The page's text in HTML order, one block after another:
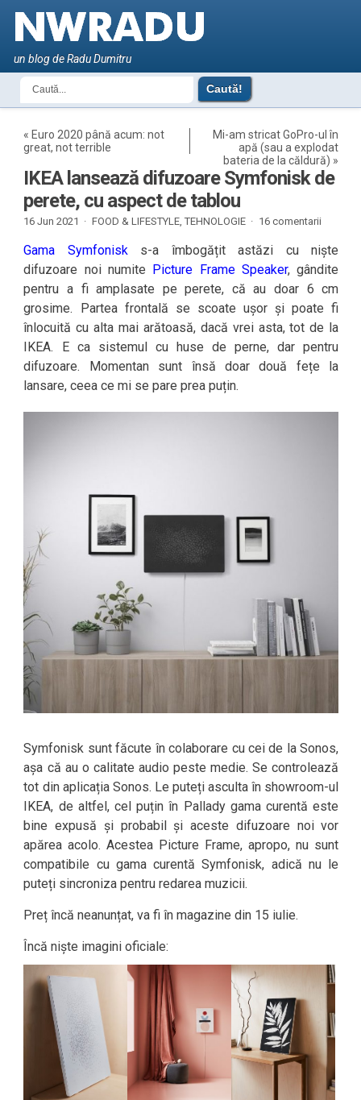
un blog de Radu Dumitru
« Euro 2020 până acum: not
great, not terrible
Mi-am stricat GoPro-ul în
apă (sau a explodat
bateria de la căldură) »
IKEA lansează difuzoare Symfonisk de
perete, cu aspect de tablou
16 Jun 2021 · FOOD & LIFESTYLE,TEHNOLOGIE · 16 comentarii
Gama Symfonisks-a îmbogățit astăzi cu niște
difuzoare noi numite Picture Frame Speaker, gândite
pentru a fi amplasate pe perete, că au doar 6 cm
grosime. Partea frontală se scoate ușor și poate fi
înlocuită cu alta mai arătoasă, dacă vrei asta, tot de la
IKEA. E ca sistemul cu huse de perne, dar pentru
difuzoare. Momentan sunt însă doar două fețe la
lansare, ceea ce mi se pare prea puțin.
Symfonisk sunt făcute în colaborare cu cei de la Sonos,
așa că au o calitate audio peste medie. Se controlează
tot din aplicația Sonos. Le puteți asculta în showroom-ul
IKEA, de altfel, cel puțin în Pallady gama curentă este
bine expusă și probabil și aceste difuzoare noi vor
apărea acolo. Acestea Picture Frame, apropo, nu sunt
compatibile cu gama curentă Symfonisk, adică nu le
puteți sincroniza pentru redarea muzicii.
Preț încă neanunțat, va fi în magazine din 15 iulie.
Încă niște imagini oficiale: